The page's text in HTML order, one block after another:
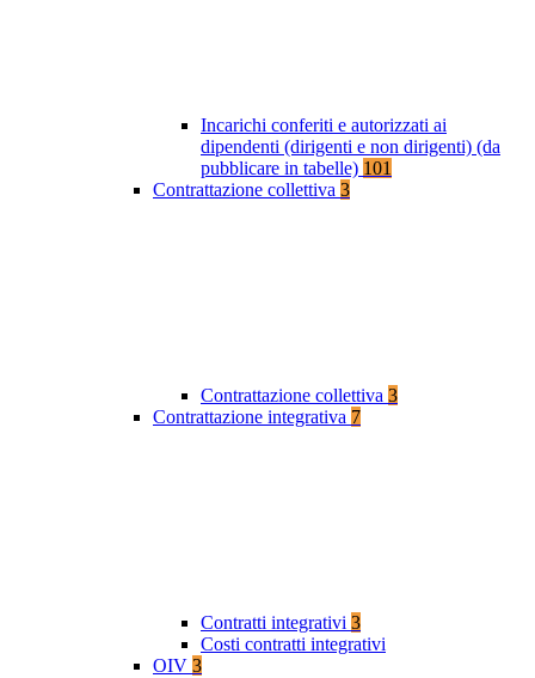
Incarichi conferiti e autorizzati ai
dipendenti (dirigenti e non dirigenti) (da
pubblicare in tabelle) 101
Contrattazione collettiva 3
Contrattazione collettiva 3
Contrattazione integrativa 7
Contratti integrativi 3
Costi contratti integrativi
OIV 3